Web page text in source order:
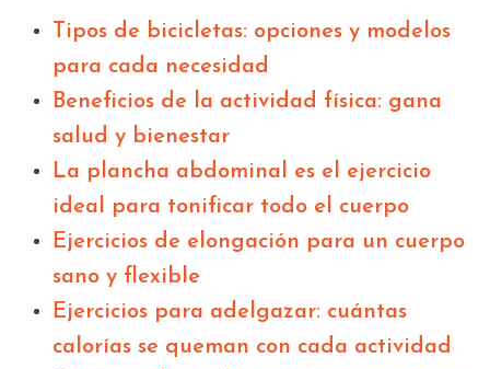
Tipos de bicicletas: opciones y modelos
para cada necesidad
Beneficios de la actividad física: gana
salud y bienestar
La plancha abdominal es el ejercicio
ideal para tonificar todo el cuerpo
Ejercicios de elongación para un cuerpo
sano y flexible
Ejercicios para adelgazar: cuántas
calorías se queman con cada actividad